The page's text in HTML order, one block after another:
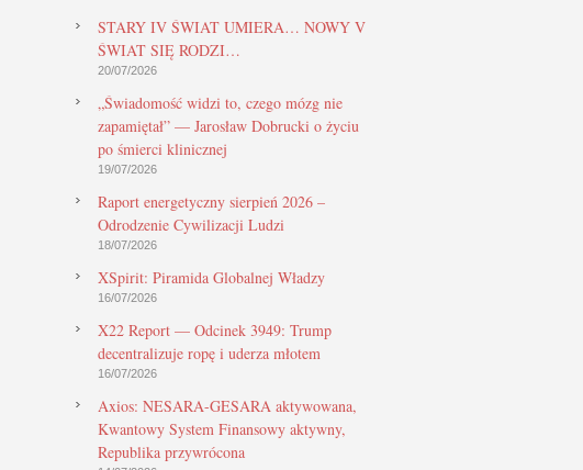
STARY IV ŚWIAT UMIERA… NOWY V
ŚWIAT SIĘ RODZI…
20/07/2026
„Świadomość widzi to, czego mózg nie
zapamiętał” — Jarosław Dobrucki o życiu
po śmierci klinicznej
19/07/2026
Raport energetyczny sierpień 2026 –
Odrodzenie Cywilizacji Ludzi
18/07/2026
XSpirit: Piramida Globalnej Władzy
16/07/2026
X22 Report — Odcinek 3949: Trump
decentralizuje ropę i uderza młotem
16/07/2026
Axios: NESARA-GESARA aktywowana,
Kwantowy System Finansowy aktywny,
Republika przywrócona